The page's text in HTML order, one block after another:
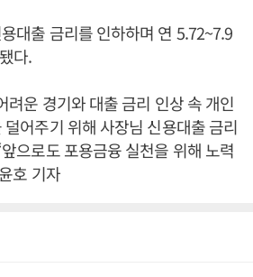
대출 금리를 인하하며 연 5.72~7.9
다.
려운 경기와 대출 금리 인상 속 개인
어주기 위해 사장님 신용대출 금리
으로도 포용금융 실천을 위해 노력
호 기자